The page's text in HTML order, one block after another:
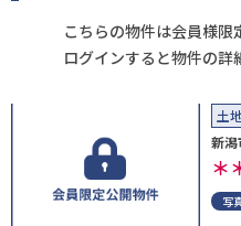
こちらの物件は会員様限
ログインすると物件の詳
土
新潟
＊
写